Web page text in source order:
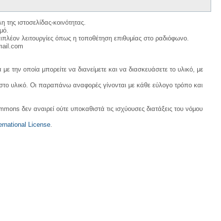
ιστοσελίδας-κοινότητας.
λειτουργίες όπως η τοποθέτηση επιθυμίας στο ραδιόφωνο.
οποία μπορείτε να διανείμετε και να διασκευάσετε το υλικό, με
υλικό. Οι παραπάνω αναφορές γίνονται με κάθε εύλογο τρόπο και
δεν αναιρεί ούτε υποκαθιστά τις ισχύουσες διατάξεις του νόμου
License.